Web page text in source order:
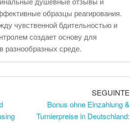
образцы реагирования.
чувственной бдительностью и
создает основу для
разнообразных среде.
SEGUINTE
Bonus ohne Einzahlung &
Turnierpreise in Deutschland: